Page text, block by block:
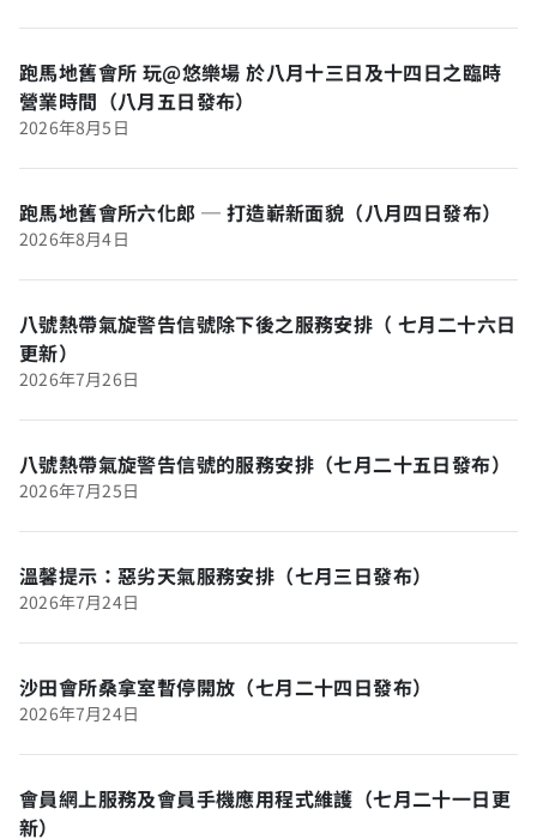
跑馬地舊會所 玩@悠樂場 於八月十三日及十四日之臨時
營業時間（八月五日發布）
2026年8月5日
跑馬地舊會所六化郎 ─ 打造嶄新面貌（八月四日發布）
2026年8月4日
八號熱帶氣旋警告信號除下後之服務安排（ 七月二十六日
更新）
2026年7月26日
八號熱帶氣旋警告信號的服務安排（七月二十五日發布）
2026年7月25日
溫馨提示：惡劣天氣服務安排（七月三日發布）
2026年7月24日
沙田會所桑拿室暫停開放（七月二十四日發布）
2026年7月24日
會員網上服務及會員手機應用程式維護（七月二十一日更
新）